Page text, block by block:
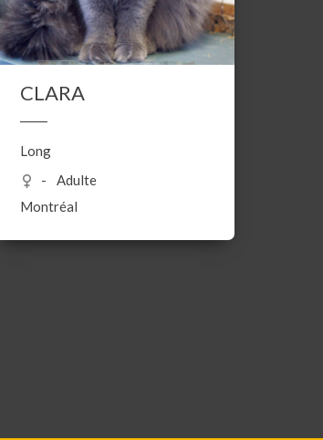
CLARA
Long
Adulte
Montréal